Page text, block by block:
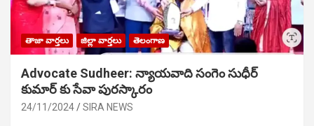
తాజా వార్తలు జిల్లా వార్తలు తెలంగాణ
Advocate Sudheer: న్యాయవాది సంగెం సుధీర్
కుమార్ కు సేవా పురస్కారం
24/11/2024 SIRA NEWS